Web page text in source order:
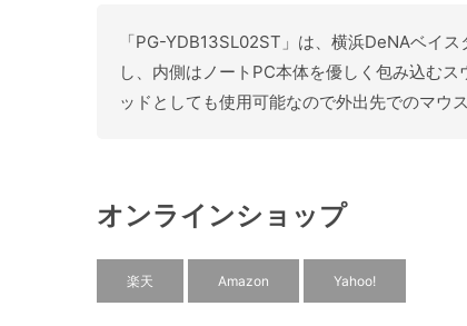
「PG-YDB13SL02ST」は、横浜DeNAベイ
し、内側はノートPC本体を優しく包み込む
ッドとしても使用可能なので外出先でのマウ
オンラインショップ
楽天 Amazon Yahoo!